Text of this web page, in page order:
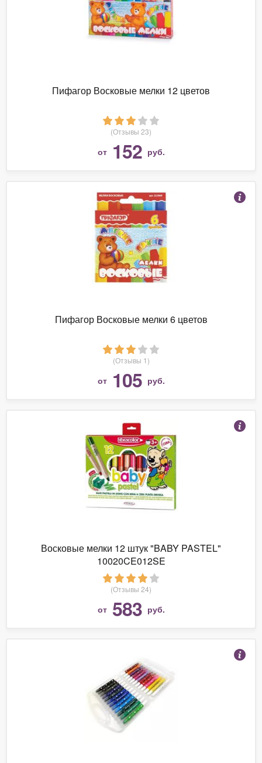
Пифагор Восковые мелки 12 цветов
(Отзывы 23)
от 152 руб.
Пифагор Восковые мелки 6 цветов
(Отзывы 1)
от 105 руб.
Восковые мелки 12 штук "BABY PASTEL"
10020CE012SE
(Отзывы 24)
от 583 руб.